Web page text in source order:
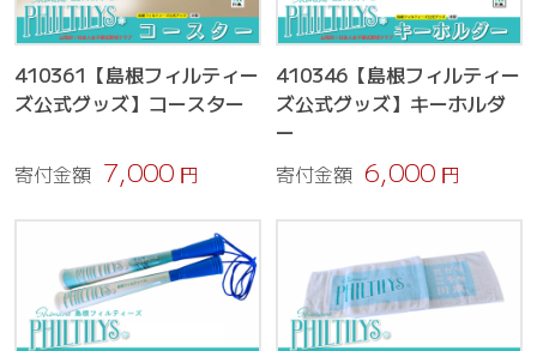
410361【島根フィルティー
ズ公式グッズ】コースター
寄付金額 7,000 円
410346【島根フィルティー
ズ公式グッズ】キーホルダ
ー
寄付金額 6,000 円